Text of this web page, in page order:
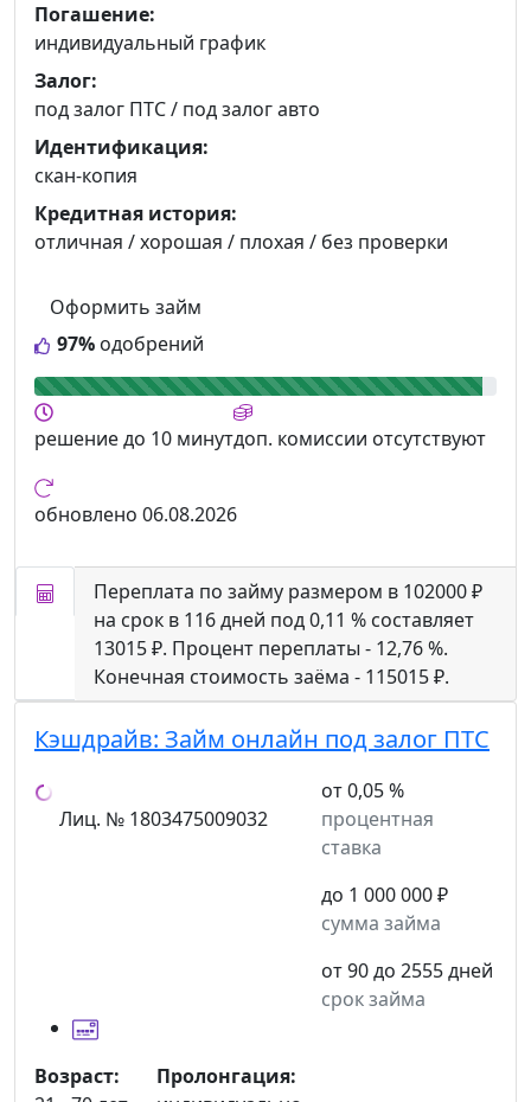
97% одобрений
Оформить займ
Погашение:
индивидуальный график
Залог:
под залог ПТС / под залог авто
Идентификация:
скан-копия
Кредитная история:
отличная / хорошая / плохая / без проверки
решениедо 10 минутдоп. комиссии отсутствуют
обновлено 06.08.2026
Переплата по займу размером в 102000 ₽
на срок в 116 дней под 0,11 % составляет
13015 ₽. Процент переплаты - 12,76 %.
Конечная стоимость заёма - 115015 ₽.
Кэшдрайв: Займ онлайн под залог ПТС
Лиц. № 1803475009032
от 0,05 %
процентная
ставка
до 1 000 000 ₽
сумма займа
от 90 до 2555 дней
срок займа
Возраст:
Пролонгация: